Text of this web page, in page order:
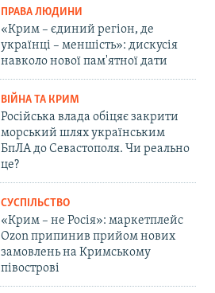
ПРАВА ЛЮДИНИ
«Крим – єдиний регіон, де
українці – меншість»: дискусія
навколо нової пам'ятної дати
ВІЙНА ТА КРИМ
Російська влада обіцяє закрити
морський шлях українським
БпЛА до Севастополя. Чи реально
це?
СУСПІЛЬСТВО
«Крим – не Росія»: маркетплейс
Ozon припинив прийом нових
замовлень на Кримському
півострові